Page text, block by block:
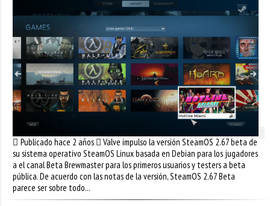
Publicado hace 2 años
Valve impulso la versión SteamOS 2.67 beta de
su sistema operativo SteamOS Linux basada en Debian para los jugadores
a el canal Beta Brewmaster para los primeros usuarios y testers a beta
pública. De acuerdo con las notas de la versión, SteamOS 2.67 Beta
parece ser sobre todo...